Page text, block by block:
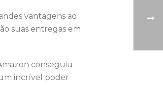
vantagens ao
suas entregas em
conseguiu
incrível poder